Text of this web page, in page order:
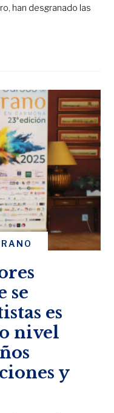
han desgranado las
se
es
nivel
y